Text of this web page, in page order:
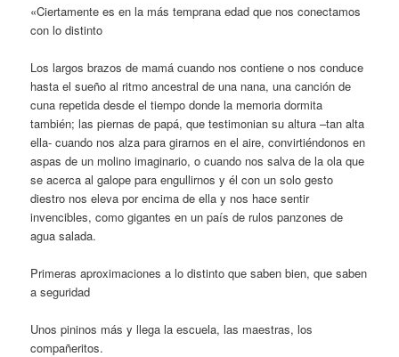
«Ciertamente es en la más temprana edad que nos conectamos
con lo distinto
Los largos brazos de mamá cuando nos contiene o nos conduce
hasta el sueño al ritmo ancestral de una nana, una canción de
cuna repetida desde el tiempo donde la memoria dormita
también; las piernas de papá, que testimonian su altura –tan alta
ella- cuando nos alza para girarnos en el aire, convirtiéndonos en
aspas de un molino imaginario, o cuando nos salva de la ola que
se acerca al galope para engullirnos y él con un solo gesto
diestro nos eleva por encima de ella y nos hace sentir
invencibles, como gigantes en un país de rulos panzones de
agua salada.
Primeras aproximaciones a lo distinto que saben bien, que saben
a seguridad
Unos pininos más y llega la escuela, las maestras, los
compañeritos.